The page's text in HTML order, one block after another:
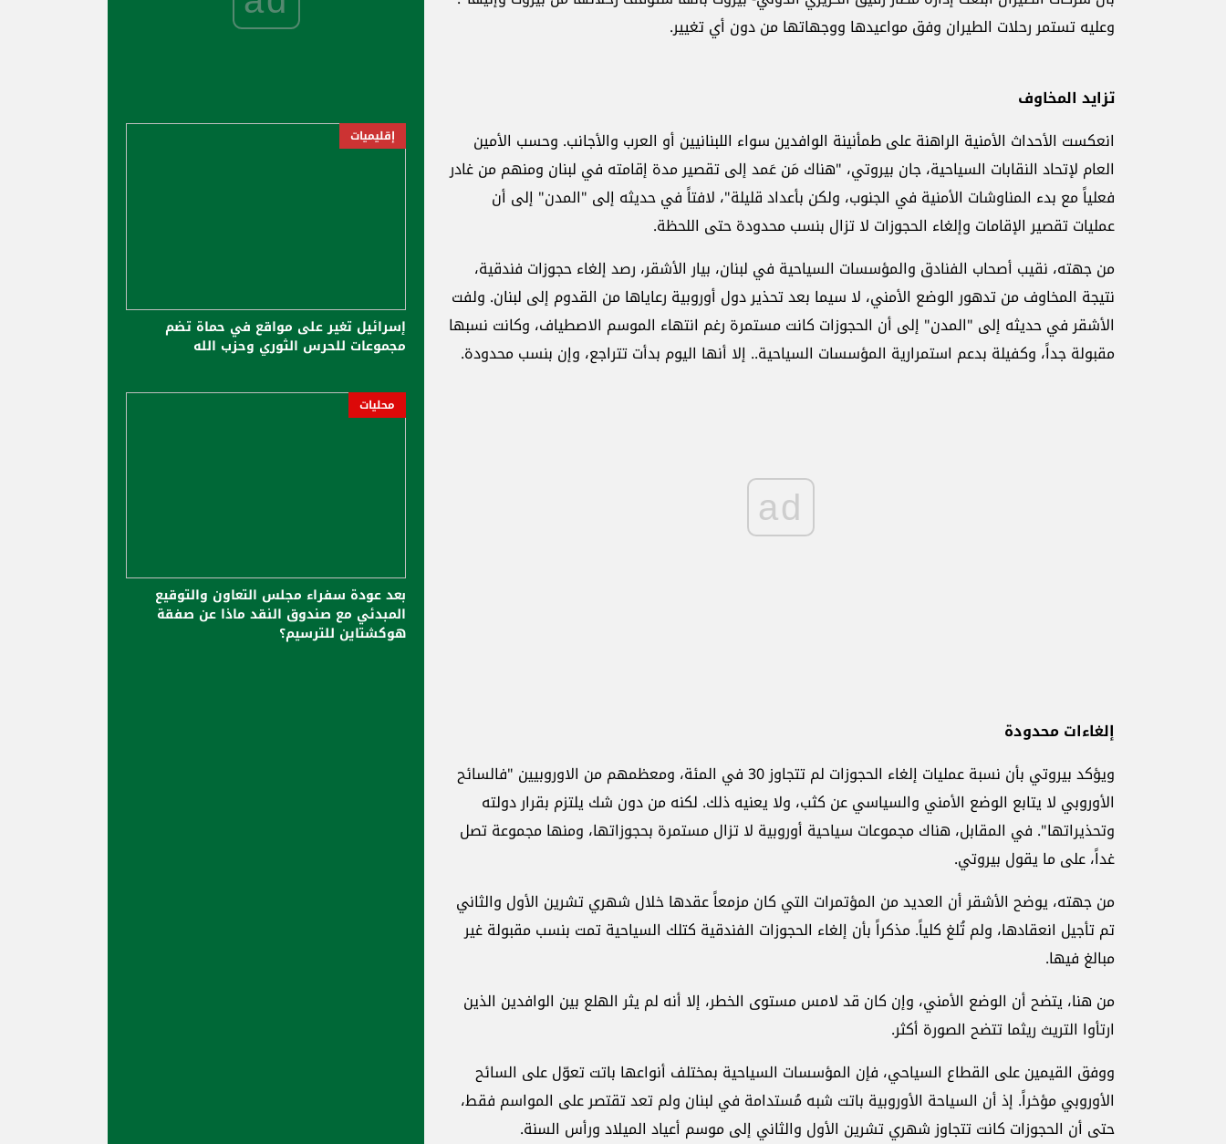
وعليه تستمر رحلات الطيران وفق مواعيدها ووجهاتها من دون أي تغيير.
تزايد المخاوف
انعكست الأحداث الأمنية الراهنة على طمأنينة الوافدين سواء اللبنانيين أو العرب والأجانب. وحسب الأمين
العام لإتحاد النقابات السياحية، جان بيروتي، "هناك مَن عَمد إلى تقصير مدة إقامته في لبنان ومنهم من غادر
فعلياً مع بدء المناوشات الأمنية في الجنوب، ولكن بأعداد قليلة"، لافتاً في حديثه إلى "المدن" إلى أن
عمليات تقصير الإقامات وإلغاء الحجوزات لا تزال بنسب محدودة حتى اللحظة.
من جهته، نقيب أصحاب الفنادق والمؤسسات السياحية في لبنان، بيار الأشقر، رصد إلغاء حجوزات فندقية،
نتيجة المخاوف من تدهور الوضع الأمني، لا سيما بعد تحذير دول أوروبية رعاياها من القدوم إلى لبنان. ولفت
الأشقر في حديثه إلى "المدن" إلى أن الحجوزات كانت مستمرة رغم انتهاء الموسم الاصطياف، وكانت نسبها
مقبولة جداً، وكفيلة بدعم استمرارية المؤسسات السياحية.. إلا أنها اليوم بدأت تتراجع، وإن بنسب محدودة.
ad
إلغاءات محدودة
ويؤكد بيروتي بأن نسبة عمليات إلغاء الحجوزات لم تتجاوز 30 في المئة، ومعظمهم من الاوروبيين "فالسائح
الأوروبي لا يتابع الوضع الأمني والسياسي عن كثب، ولا يعنيه ذلك. لكنه من دون شك يلتزم بقرار دولته
وتحذيراتها". في المقابل، هناك مجموعات سياحية أوروبية لا تزال مستمرة بحجوزاتها، ومنها مجموعة تصل
غداً، على ما يقول بيروتي.
من جهته، يوضح الأشقر أن العديد من المؤتمرات التي كان مزمعاً عقدها خلال شهري تشرين الأول والثاني
تم تأجيل انعقادها، ولم تُلغ كلياً. مذكراً بأن إلغاء الحجوزات الفندقية كتلك السياحية تمت بنسب مقبولة غير
مبالغ فيها.
من هنا، يتضح أن الوضع الأمني، وإن كان قد لامس مستوى الخطر، إلا أنه لم يثر الهلع بين الوافدين الذين
ارتأوا التريث ريثما تتضح الصورة أكثر.
ووفق القيمين على القطاع السياحي، فإن المؤسسات السياحية بمختلف أنواعها باتت تعوّل على السائح
الأوروبي مؤخراً. إذ أن السياحة الأوروبية باتت شبه مُستدامة في لبنان ولم تعد تقتصر على المواسم فقط،
حتى أن الحجوزات كانت تتجاوز شهري تشرين الأول والثاني إلى موسم أعياد الميلاد ورأس السنة.
إقليميات
إسرائيل تغير على مواقع في حماة تضم
مجموعات للحرس الثوري وحزب الله
محليات
بعد عودة سفراء مجلس التعاون والتوقيع
المبدئي مع صندوق النقد ماذا عن صفقة
هوكشتاين للترسيم؟